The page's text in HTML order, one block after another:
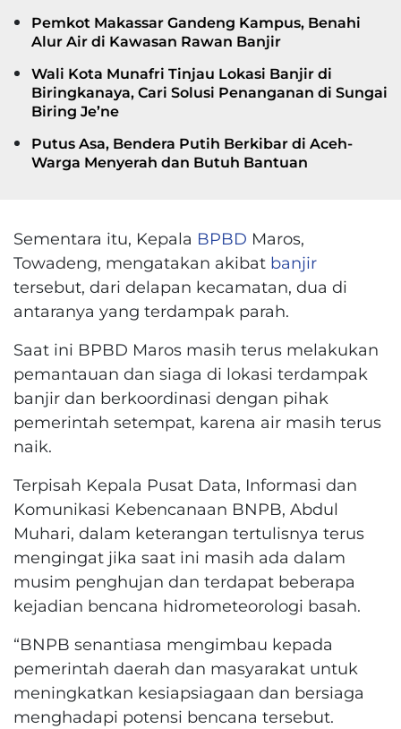
Pemkot Makassar Gandeng Kampus, Benahi
Alur Air di Kawasan Rawan Banjir
Wali Kota Munafri Tinjau Lokasi Banjir di
Biringkanaya, Cari Solusi Penanganan di Sungai
Biring Je’ne
Putus Asa, Bendera Putih Berkibar di Aceh-
Warga Menyerah dan Butuh Bantuan
Sementara itu, Kepala BPBD Maros,
Towadeng, mengatakan akibat banjir
tersebut, dari delapan kecamatan, dua di
antaranya yang terdampak parah.
Saat ini BPBD Maros masih terus melakukan
pemantauan dan siaga di lokasi terdampak
banjir dan berkoordinasi dengan pihak
pemerintah setempat, karena air masih terus
naik.
Terpisah Kepala Pusat Data, Informasi dan
Komunikasi Kebencanaan BNPB, Abdul
Muhari, dalam keterangan tertulisnya terus
mengingat jika saat ini masih ada dalam
musim penghujan dan terdapat beberapa
kejadian bencana hidrometeorologi basah.
“BNPB senantiasa mengimbau kepada
pemerintah daerah dan masyarakat untuk
meningkatkan kesiapsiagaan dan bersiaga
menghadapi potensi bencana tersebut.